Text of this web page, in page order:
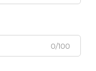
0/100